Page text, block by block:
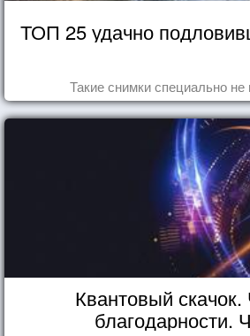
ТОП 25 удачно
Такие снимки специально
Квантовый скачок.
благодарности.